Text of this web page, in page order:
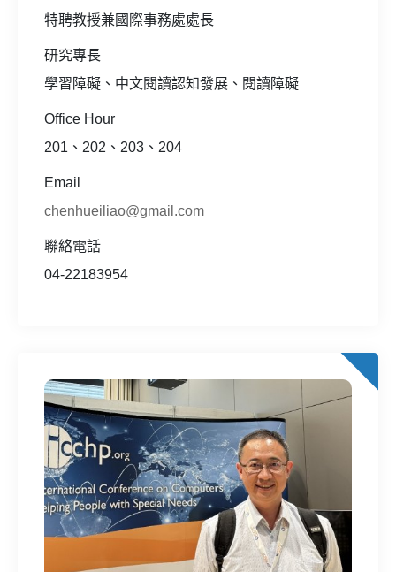
特聘教授兼國際事務處處長
研究專長
學習障礙、中文閱讀認知發展、閱讀障礙
Office Hour
201、202、203、204
Email
chenhueiliao@gmail.com
聯絡電話
04-22183954